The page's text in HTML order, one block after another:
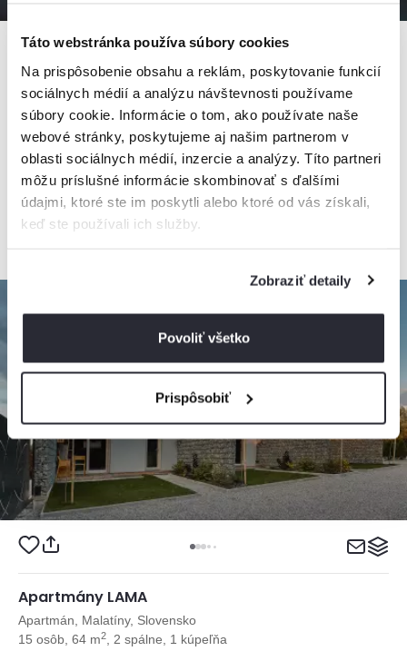
Táto webstránka používa súbory cookies
Na prispôsobenie obsahu a reklám, poskytovanie funkcií
sociálnych médií a analýzu návštevnosti používame
súbory cookie. Informácie o tom, ako používate naše
webové stránky, poskytujeme aj našim partnerom v
oblasti sociálnych médií, inzercie a analýzy. Títo partneri
môžu príslušné informácie skombinovať s ďalšími
údajmi, ktoré ste im poskytli alebo ktoré od vás získali,
keď ste používali ich služby.
Zobraziť detaily
Povoliť všetko
Prispôsobiť
Apartmán A2
Apartmán, Ružomberok, Slovensko
4 osoby, 50 m2, 1 spálňa, 1 kúpeľňa
od100€ / noc
Apartmány LAMA
Apartmán, Malatíny, Slovensko
15 osôb, 64 m2 , 2 spálne, 1 kúpeľňa